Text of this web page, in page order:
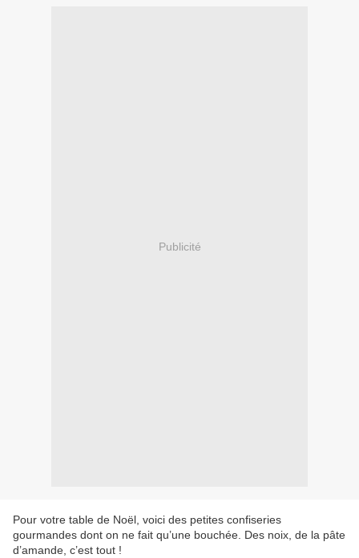
Publicité
Pour votre table de Noël, voici des petites confiseries
gourmandes dont on ne fait qu’une bouchée. Des noix, de la pâte
d’amande, c’est tout !